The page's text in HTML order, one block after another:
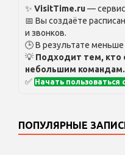
✨ VisitTime.ru—
📅 Вы создаёте
и звонков.
🕒 В результате
💡 Подходит тем, кто
небольшим командам.
✅ Начать пользоваться
ПОПУЛЯРНЫЕ